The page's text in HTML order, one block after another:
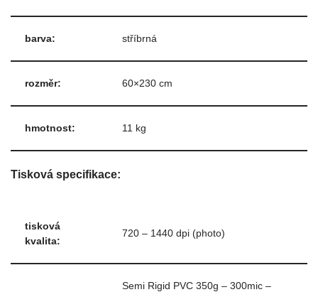
barva: stříbrná
rozměr: 60×230 cm
hmotnost: 11 kg
Tisková specifikace:
tisková
kvalita:
720 – 1440 dpi (photo)
Semi Rigid PVC 350g – 300mic –